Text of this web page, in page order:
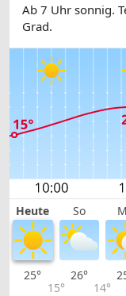
Ab 7 Uhr sonnig.
Grad.
Heute So
25°
15°
26°
14°